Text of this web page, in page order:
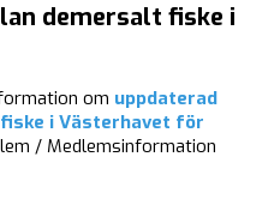
demersalt fiske i
om uppdaterad
i Västerhavet för
/ Medlemsinformation